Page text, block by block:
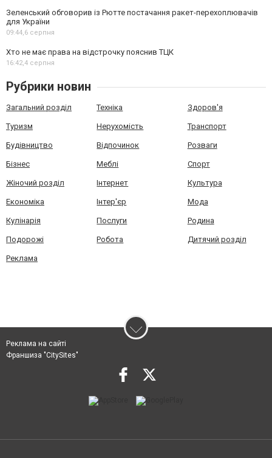
Зеленський обговорив із Рютте постачання ракет-перехоплювачів
для України
09:44,6 серпня
Хто не має права на відстрочку пояснив ТЦК
16:42,4 серпня
Рубрики новин
Загальний розділ Техніка Здоров'я
Туризм Нерухомість Транспорт
Будівництво Відпочинок Розваги
Бізнес Меблі Спорт
Жіночий розділ Інтернет Культура
Економіка Інтер'єр Мода
Кулінарія Послуги Родина
Подорожі Робота Дитячий розділ
Реклама
Реклама на сайті
Франшиза "CitySites"